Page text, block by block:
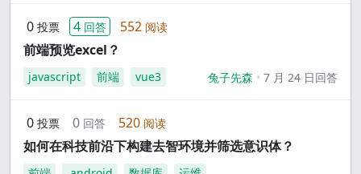
0 投票 4 回答 552 阅读
前端预览excel？
javascript 前端 vue3 兔子先森 7 月 24 日回答
0 投票 0 回答 520 阅读
如何在科技前沿下构建去智环境并筛选意识体？